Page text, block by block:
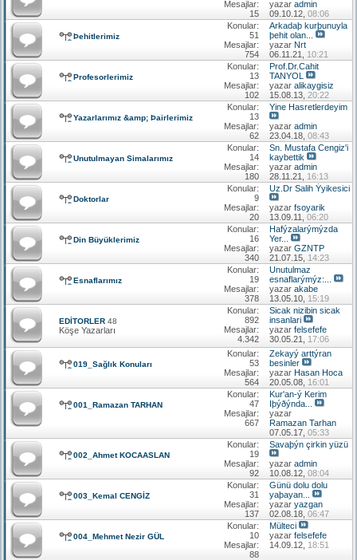
Mesajlar:
15
yazar admin
09.10.12, 08:06
Þehitlerimiz
Konular:
51
Mesajlar:
754
Arkadaþ kurþunuyla
þehit olan...
yazar Nrt
06.11.21, 10:21
Profesorlerimiz
Konular:
13
Mesajlar:
102
Prof.Dr.Cahit
TANYOL
yazar alikaygisiz
15.08.13, 20:22
Yazarlarımız &amp; Þairlerimiz
Konular:
13
Mesajlar:
62
Yine Hasretlerdeyim
yazar admin
23.04.18, 08:43
Unutulmayan Simalarımız
Konular:
14
Mesajlar:
180
Sn. Mustafa Cengiz'i
kaybettik
yazar admin
28.11.21, 16:13
Doktorlar
Konular:
9
Mesajlar:
20
Uz.Dr Salih Ýyikesici
yazar fsoyarik
13.09.11, 06:20
Din Büyüklerimiz
Konular:
16
Mesajlar:
340
Hafýzalarýmýzda
Yer...
yazar GZNTP
21.07.15, 14:23
Esnaflarımız
Konular:
19
Mesajlar:
378
Unutulmaz
esnaflarýmýz:...
yazar akabe
13.05.10, 15:19
EDİTORLER 48
Köşe Yazarları
Konular:
892
Mesajlar:
4.342
Sicak nizibin sicak
insanlari
yazar felsefefe
30.05.21, 17:06
019_Sağlık Konuları
Konular:
53
Mesajlar:
564
Zekayý arttýran
besinler
yazar Hasan Hoca
20.05.08, 16:01
001_Ramazan TARHAN
Konular:
47
Mesajlar:
667
Kur'an-ý Kerim
Iþýðýnda...
yazar
Ramazan Tarhan
07.05.17, 05:33
002_Ahmet KOCAASLAN
Konular:
19
Mesajlar:
92
Savaþýn çirkin yüzü
yazar admin
10.08.12, 08:04
003_Kemal CENGİZ
Konular:
31
Mesajlar:
137
Günü dolu dolu
yaþayan...
yazar yazgan
02.08.18, 06:47
004_Mehmet Nezir GÜL
Konular:
10
Mesajlar:
88
Mülteci
yazar felsefefe
14.09.12, 18:51